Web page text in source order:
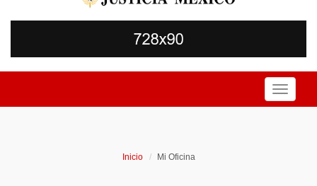
Toggle
Inicio Mi Oficina